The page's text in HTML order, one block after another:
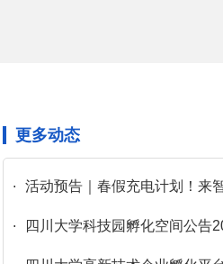
更多动态
活动预告｜春假充电计划！来智能制造实
四川大学科技园孵化空间公告